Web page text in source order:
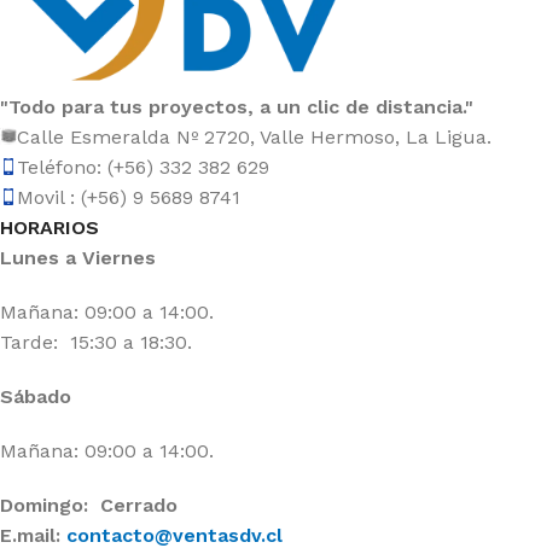
"Todo para tus proyectos, a un clic de distancia."
Calle Esmeralda Nº 2720, Valle Hermoso, La Ligua.
Teléfono: (+56) 332 382 629
Movil : (+56) 9 5689 8741
HORARIOS
Lunes a Viernes
Mañana: 09:00 a 14:00.
Tarde: 15:30 a 18:30.
Sábado
Mañana: 09:00 a 14:00.
Domingo: Cerrado
E.mail: contacto@ventasdv.cl